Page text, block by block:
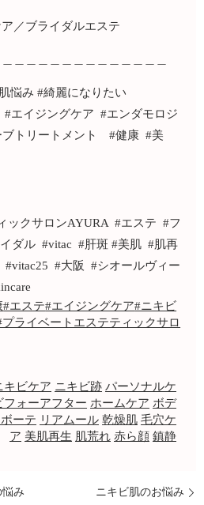
／ブライダルエステ
悩み #綺麗になりたい
#エイジングケア #エンダモロジ
トリートメント #健康 #美
ックサロンAYURA #エステ #フ
ダル #vitac #肝斑 #美肌 #肌再
#大阪 #シオールヴィー
#エステ#エイジングケア#ニキビ
プライベートエステティックサロ
キビケア ニキビ跡 パーソナルケ
フォーアフター ホームケア ボデ
ーテ リアムール 乾燥肌 毛穴ケ
ア 美肌再生 肌荒れ 赤ら顔 鎮静
み ニキビ肌のお悩み